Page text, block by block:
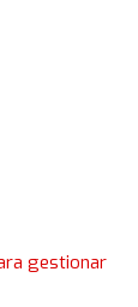
gestionar